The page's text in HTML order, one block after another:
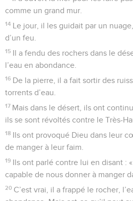
comme un grand mur.
14 Le jour, il les guidait par un
d’un feu.
15 Il a fendu des rochers dans le
l’eau en abondance.
16 De la pierre, il a fait sortir des
torrents d’eau.
17 Mais dans le désert, ils ont
ils se sont révoltés contre le Très-
18 Ils ont provoqué Dieu dans leur
de manger à leur faim.
19 Ils ont parlé contre lui en disant :
capable de nous donner à manger
20 C’est vrai, il a frappé le rocher,